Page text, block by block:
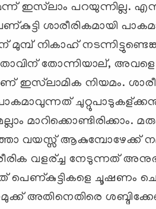
ഇസ്‌ലാം പറയുന്നില്ല.
ശാരീരികമായി
നികാഹ്
തോന്നിയാല്,
ഇസ്‌ലാമിക നിയമം.
മാറിക്കൊണ്ടിരിക്കാം.
വയസ്സ് ആകുമ്പോഴേക്ക്
വളര്ച്ച നേടുന്നത്
ചൂഷണം
അതിനെതിരെ